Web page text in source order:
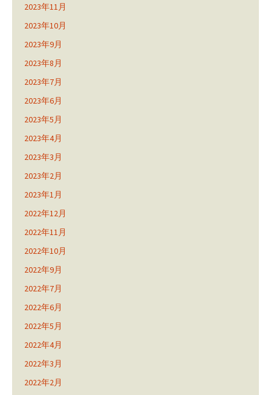
2023年11月
2023年10月
2023年9月
2023年8月
2023年7月
2023年6月
2023年5月
2023年4月
2023年3月
2023年2月
2023年1月
2022年12月
2022年11月
2022年10月
2022年9月
2022年7月
2022年6月
2022年5月
2022年4月
2022年3月
2022年2月